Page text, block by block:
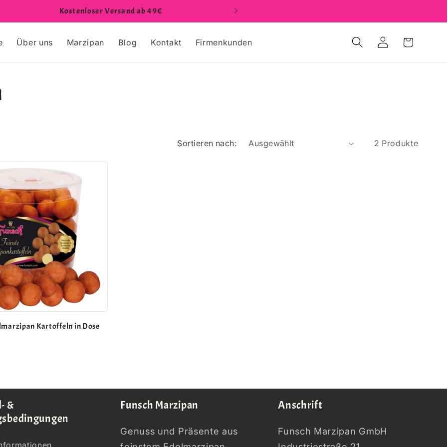
Kostenloser Versand ab 49€
Über uns Marzipan Blog Kontakt Firmenkunden EinloggenWarenkorb
Sortieren nach: 2 Produkte
Kartoffeln in Dose
&
Funsch Marzipan
Genuss und Präsente aus
Anschrift
Funsch Marzipan GmbH